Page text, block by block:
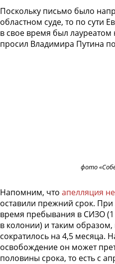
Поскольку письмо было
областном суде, то по сути
в свое время был лауреатом
просил Владимира Путина
фото
Напомним, что апелляция
оставили прежний срок.
время пребывания в СИЗО (1
в колонии) и таким
сократилось на 4,5 месяца.
освобождение он может
половины срока, то есть с